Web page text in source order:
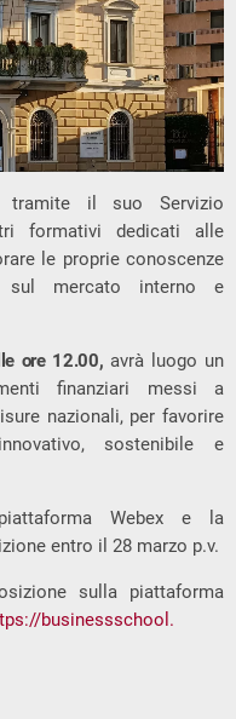
tramite il suo Servizio
formativi dedicati alle
le proprie conoscenze
sul mercato interno e
ore 12.00,avrà luogo un
finanziari messi a
nazionali, per favorire
sostenibile e
Webex e la
entro il 28 marzo p.v.
sulla piattaforma
businessschool.